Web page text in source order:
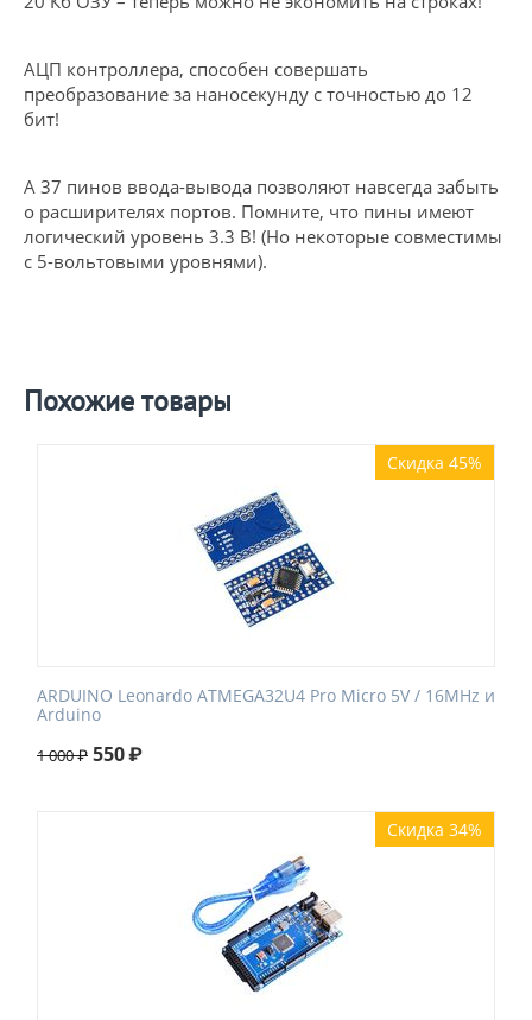
АЦП контроллера, способен совершать
преобразование за наносекунду с точностью до 12
бит!
А 37 пинов ввода-вывода позволяют навсегда забыть
о расширителях портов. Помните, что пины имеют
логический уровень 3.3 В! (Но некоторые совместимы
с 5-вольтовыми уровнями).
Похожие товары
Скидка 45%
ARDUINO Leonardo ATMEGA32U4 Pro Micro 5V / 16MHz и
Arduino
1 000₽ 550₽
Скидка 34%